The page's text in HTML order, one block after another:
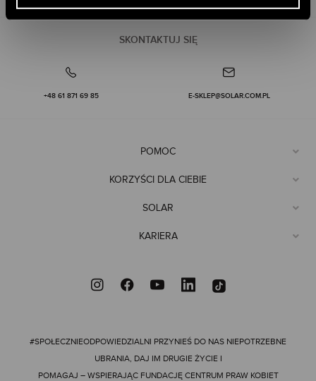
SKONTAKTUJ SIĘ
+48 61 871 69 85 E-SKLEP@SOLAR.COM.PL
POMOC
KORZYŚCI DLA CIEBIE
SOLAR
KARIERA
#SPOŁECZNIEODPOWIEDZIALNI PRZYNIEŚ DO NAS NIEPOTRZEBNE
UBRANIA, DAJ IM DRUGIE ŻYCIE I
POMAGAJ – WSPIERAJĄC FUNDACJĘ CENTRUM PRAW KOBIET